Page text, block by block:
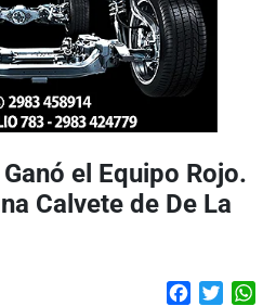
el Equipo Rojo.
Calvete de De La
Facebook